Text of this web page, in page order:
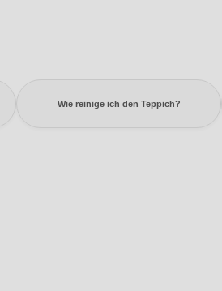
Wie reinige ich den Teppich?